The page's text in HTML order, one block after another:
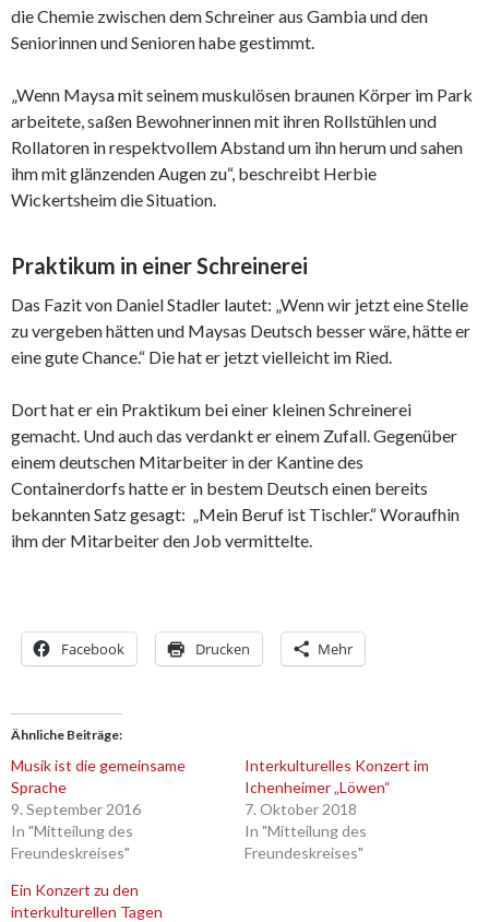
die Chemie zwischen dem Schreiner aus Gambia und den
Seniorinnen und Senioren habe gestimmt.
„Wenn Maysa mit seinem muskulösen braunen Körper im Park
arbeitete, saßen Bewohnerinnen mit ihren Rollstühlen und
Rollatoren in respektvollem Abstand um ihn herum und sahen
ihm mit glänzenden Augen zu“, beschreibt Herbie
Wickertsheim die Situation.
Praktikum in einer Schreinerei
Das Fazit von Daniel Stadler lautet: „Wenn wir jetzt eine Stelle
zu vergeben hätten und Maysas Deutsch besser wäre, hätte er
eine gute Chance.“ Die hat er jetzt vielleicht im Ried.
Dort hat er ein Praktikum bei einer kleinen Schreinerei
gemacht. Und auch das verdankt er einem Zufall. Gegenüber
einem deutschen Mitarbeiter in der Kantine des
Containerdorfs hatte er in bestem Deutsch einen bereits
bekannten Satz gesagt: „Mein Beruf ist Tischler.“ Woraufhin
ihm der Mitarbeiter den Job vermittelte.
Facebook Drucken Mehr
Ähnliche Beiträge
Musik ist die gemeinsame
Sprache
9. September 2016
In "Mitteilung des
Freundeskreises"
Interkulturelles Konzert im
Ichenheimer „Löwen“
7. Oktober 2018
In "Mitteilung des
Freundeskreises"
Ein Konzert zu den
interkulturellen Tagen